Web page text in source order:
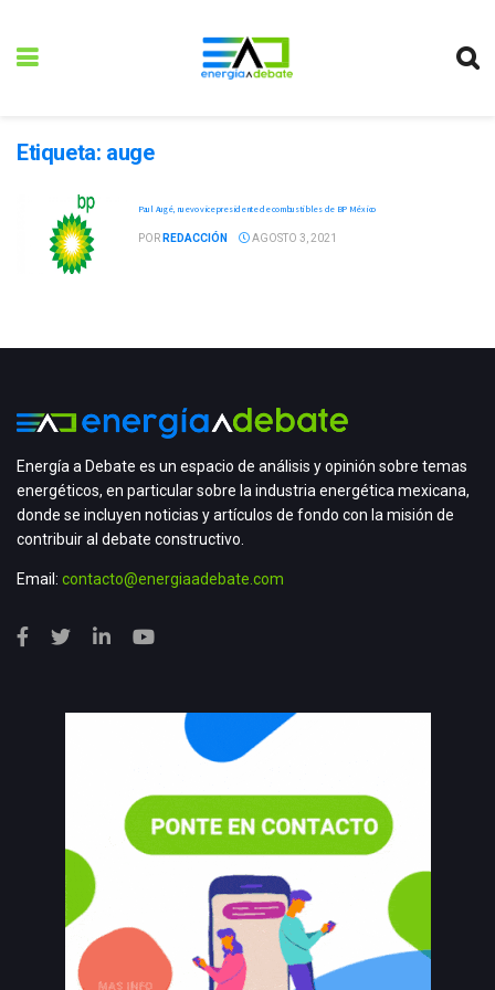
Etiqueta: auge
Paul Augé, nuevo vicepresidente de combustibles de BP México
POR REDACCIÓN AGOSTO 3, 2021
Energía a Debate es un espacio de análisis y opinión sobre temas
energéticos, en particular sobre la industria energética mexicana,
donde se incluyen noticias y artículos de fondo con la misión de
contribuir al debate constructivo.
Email: contacto@energiaadebate.com